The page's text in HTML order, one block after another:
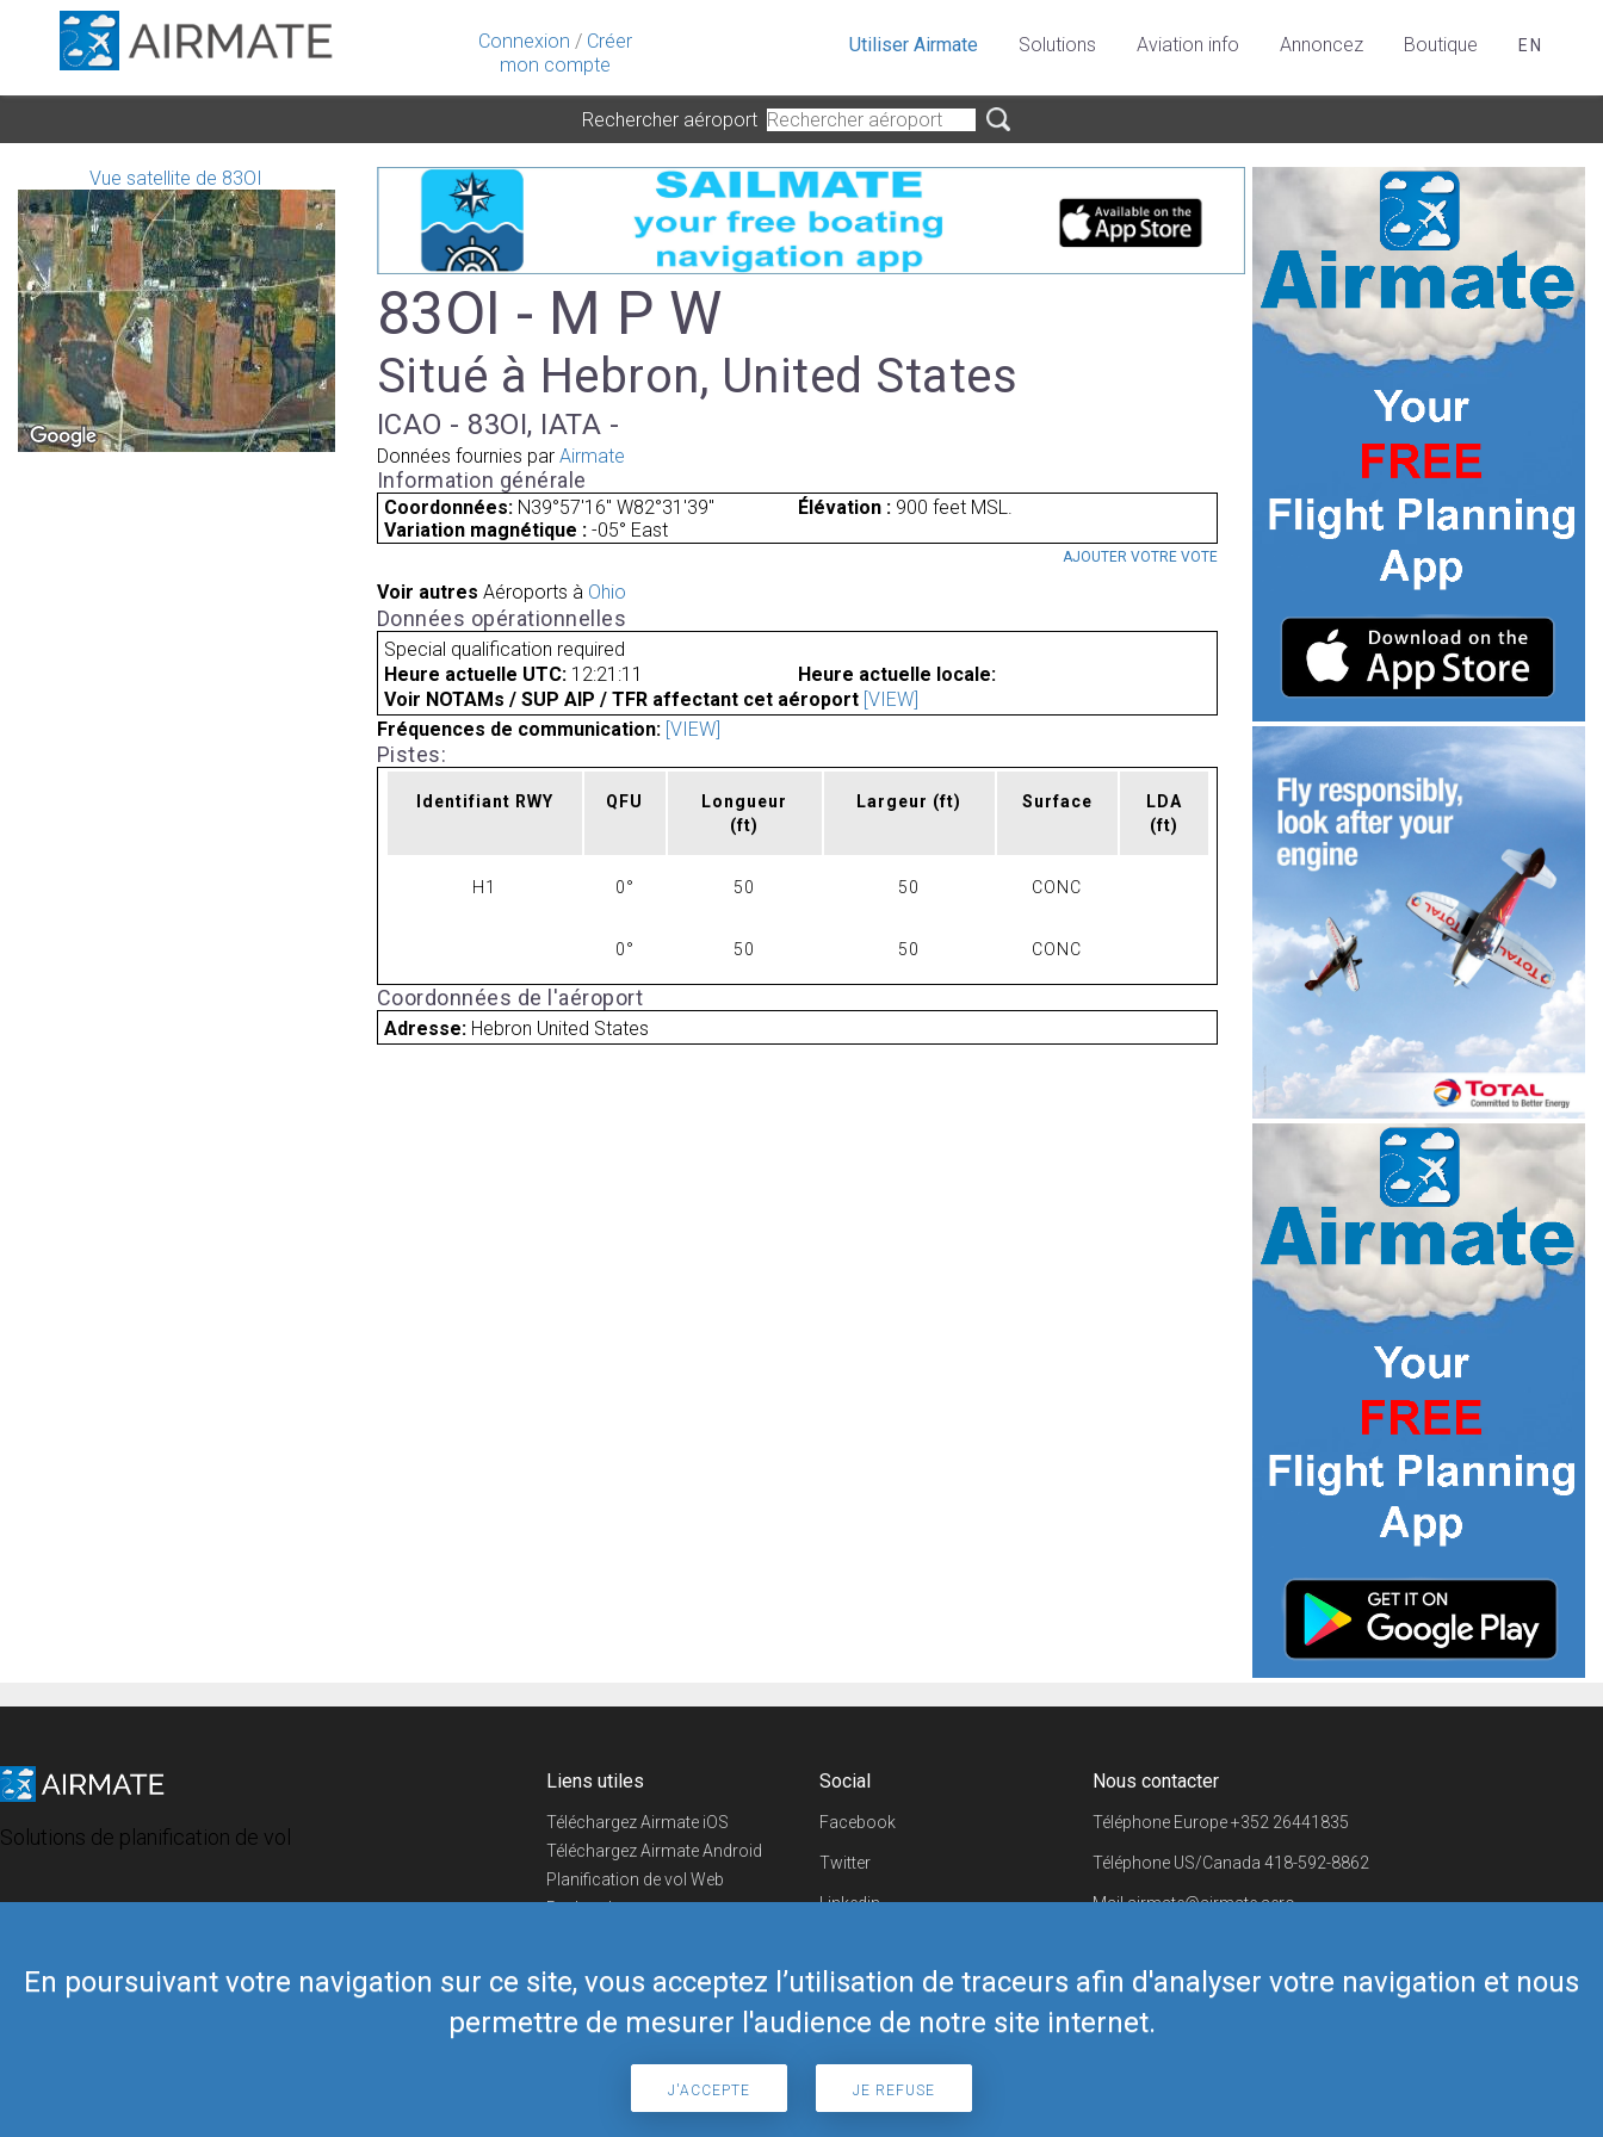
Connexion / Créer
mon compte
En poursuivant votre navigation sur ce site, vous acceptez l’utilisation de traceurs afin d'analyser votre navigation et nous
permettre de mesurer l'audience de notre site internet.
J'ACCEPTE JE REFUSE
Utiliser Airmate Solutions Aviation info Annoncez Boutique EN
Rechercher aéroport
Vue satellite de 83OI
83OI - M P W
Situé à Hebron, United States
ICAO - 83OI, IATA -
Données fournies par Airmate
Information générale
Coordonnées: N39°57'16" W82°31'39" Élévation :900 feet MSL.
Variation magnétique : -05° East
AJOUTER VOTRE VOTE
Voir autres Aéroports à Ohio
Données opérationnelles
Special qualification required
Heure actuelle UTC: 12:21:11
Heure actuelle locale:
Voir NOTAMs / SUP AIP / TFR affectant cet aéroport [VIEW]
Fréquences de communication: [VIEW]
Pistes:
Identifiant RWY QFU
Longueur
(ft)
Largeur (ft) Surface
LDA
(ft)
H1 0° 50 50 CONC
0° 50 50 CONC
Coordonnées de l'aéroport
Adresse: Hebron United States
Solutions de planification de vol
Liens utiles
Téléchargez Airmate iOS
Téléchargez Airmate Android
Planification de vol Web
Recherche
Boutique Airmate
Social
Facebook
Twitter
Linkedin
Telegram
Nous contacter
Téléphone Europe+352 26441835
Téléphone US/Canada 418-592-8862
Mailairmate@airmate.aero